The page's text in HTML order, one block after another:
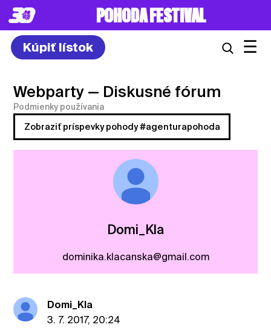
POHODA FESTIVAL
Kúpiť lístok ☰
Webparty — Diskusné fórum
Podmienky používania
Zobraziť príspevky pohody #agenturapohoda
Domi_Kla
dominika.klacanska@gmail.com
Domi_Kla
3. 7. 2017, 20:24